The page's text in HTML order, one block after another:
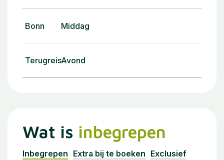
Bonn Middag
TerugreisAvond
Wat is inbegrepen
Inbegrepen Extra bij te boeken Exclusief